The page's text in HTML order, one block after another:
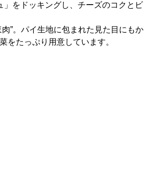
をドッキングし、チーズのコクとビ
”。パイ生地に包まれた見た目にもか
をたっぷり用意しています。